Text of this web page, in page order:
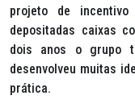
projeto de
depositadas caixas
dois anos o grupo
desenvolveu muitas
prática.